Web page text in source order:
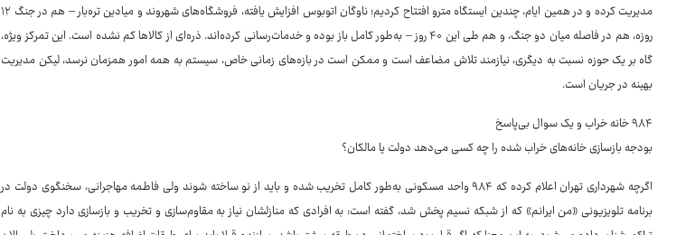
مدیریت کرده و در همین ایام، چندین ایستگاه مترو افتتاح کردیم؛ ناوگان اتوبوس افزایش یافته، فروشگاه‌های شهروند و میادین تره‌بار – هم در جنگ ۱۲
روزه، هم در فاصله میان دو جنگ، و هم طی این ۴۰ روز – به‌طور کامل باز بوده و خدمات‌رسانی کرده‌اند. ذره‌ای از کالاها کم نشده است. این تمرکز ویژه،
گاه بر یک حوزه نسبت به دیگری، نیازمند تلاش مضاعف است و ممکن است در بازه‌های زمانی خاص، سیستم به همه امور همزمان نرسد، لیکن مدیریت
بهینه در جریان است.
۹۸۴ خانه خراب و یک سوال بی‌پاسخ
بودجه بازسازی خانه‌های خراب شده را چه کسی می‌دهد دولت یا مالکان؟
اگرچه شهرداری تهران اعلام کرده که ۹۸۴ واحد مسکونی به‌طور کامل تخریب شده و باید از نو ساخته شوند ولی فاطمه مهاجرانی، سخنگوی دولت در
برنامه تلویزیونی «من ایرانم» که از شبکه نسیم پخش شد، گفته است: به افرادی که منازلشان نیاز به مقاوم‌سازی و تخریب و بازسازی دارد چیزی به نام